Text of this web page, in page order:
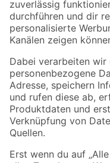
Zur Newsletter
Folge uns
Zahlungsarten
Sicher einkaufen